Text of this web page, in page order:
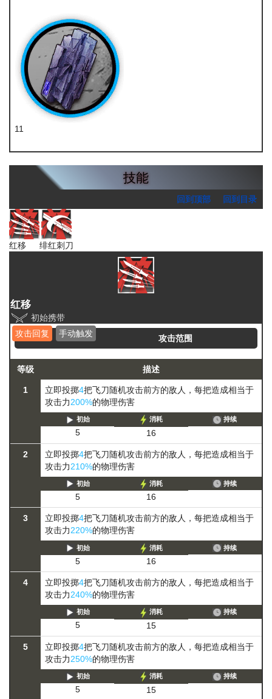
11
技能
回到顶部 回到目录
红移 绯红刺刀
红移
初始携带
攻击回复
手动触发 攻击范围
等级 描述
1 立即投掷4把飞刀随机攻击前方的敌人，每把造成相当于
攻击力200%的物理伤害
初始
5
消耗
16
持续
2 立即投掷4把飞刀随机攻击前方的敌人，每把造成相当于
攻击力210%的物理伤害
初始
5
消耗
16
持续
3 立即投掷4把飞刀随机攻击前方的敌人，每把造成相当于
攻击力220%的物理伤害
初始
5
消耗
16
持续
4 立即投掷4把飞刀随机攻击前方的敌人，每把造成相当于
攻击力240%的物理伤害
初始
5
消耗
15
持续
5 立即投掷4把飞刀随机攻击前方的敌人，每把造成相当于
攻击力250%的物理伤害
初始
5
消耗
15
持续